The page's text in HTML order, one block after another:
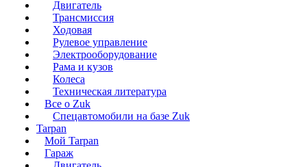
Двигатель
Трансмиссия
Ходовая
Рулевое управление
Электрооборудование
Рама и кузов
Колеса
Техническая литература
Все о Zuk
Спецавтомобили на базе Zuk
Tarpan
Мой Tarpan
Гараж